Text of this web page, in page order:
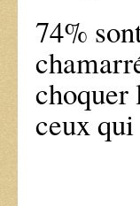
74%
choquer
ceux qui